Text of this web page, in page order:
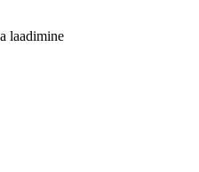
laadimine